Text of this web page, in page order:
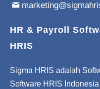
HR & Payroll
HRIS
Sigma HRIS adalah
Software HRIS